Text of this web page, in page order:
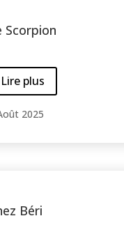
Scorpion
Lire plus
2025
Béri